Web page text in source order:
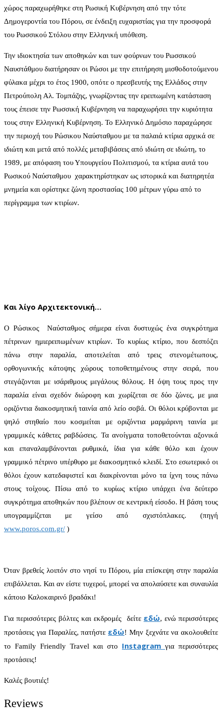
χώρος παραχωρήθηκε στη Ρωσική Κυβέρνηση από την τότε
Δημογεροντία του Πόρου, σε ένδειξη ευχαριστίας για την προσφορά
του Ρωσσικού Στόλου στην Ελληνική υπόθεση.
Την ιδιοκτησία των αποθηκών και των φούρνων του Ρωσσικού
Ναυστάθμου διατήρησαν οι Ρώσοι με την επιτήρηση μισθοδοτούμενου
φύλακα μέχρι το έτος 1900, οπότε ο πρεσβευτής της Ελλάδος στην
Πετρούπολη Αλ. Τομπάζης, γνωρίζοντας την ερειπωμένη κατάσταση
τους έπεισε την Ρωσσική Κυβέρνηση να παραχωρήσει την κυριότητα
τους στην Ελληνική Κυβέρνηση. Το Ελληνικό Δημόσιο παραχώρησε
την περιοχή του Ρώσικου Ναύσταθμου με τα παλαιά κτίρια αρχικά σε
ιδιώτη και μετά από πολλές μεταβιβάσεις από ιδιώτη σε ιδιώτη, το
1989, με απόφαση του Υπουργείου Πολιτισμού, τα κτίρια αυτά του
Ρωσικού Ναύσταθμου χαρακτηρίστηκαν ως ιστορικά και διατηρητέα
μνημεία και ορίστηκε ζώνη προστασίας 100 μέτρων γύρω από το
περίγραμμα των κτιρίων.
Και λίγο Αρχιτεκτονική…
Ο Ρώσικος Ναύσταθμος σήμερα είναι δυστυχώς ένα συγκρότημα
πέτρινων ημιερειπωμένων κτιρίων. Το κυρίως κτίριο, που δεσπόζει
πάνω στην παραλία, αποτελείται από τρεις στενομέτωπους,
ορθογωνικής κάτοψης χώρους τοποθετημένους στην σειρά, που
στεγάζονται με ισάριθμους μεγάλους θόλους. Η όψη τους προς την
παραλία είναι σχεδόν διώροφη και χωρίζεται σε δύο ζώνες, με μια
οριζόντια διακοσμητική ταινία από λείο σοβά. Οι θόλοι κρύβονται με
ψηλό στηθαίο που κοσμείται με οριζόντια μαρμάρινη ταινία με
γραμμικές κάθετες ραβδώσεις. Τα ανοίγματα τοποθετούνται αξονικά
και επαναλαμβάνονται ρυθμικά, ίδια για κάθε θόλο και έχουν
γραμμικό πέτρινο υπέρθυρο με διακοσμητικό κλειδί. Στο εσωτερικό οι
θόλοι έχουν κατεδαφιστεί και διακρίνονται μόνο τα ίχνη τους πάνω
στους τοίχους. Πίσω από το κυρίως κτίριο υπάρχει ένα δεύτερο
συγκρότημα αποθηκών που βλέπουν σε κεντρική είσοδο. Η βάση τους
υπογραμμίζεται με γείσο από σχιστόπλακες. (πηγή
www.poros.com.gr/ )
Όταν βρεθείς λοιπόν στο νησί τυ Πόρου, μία επίσκεψη στην παραλία
επιβάλλεται. Και αν είστε τυχεροί, μπορεί να απολαύσετε και συναυλία
κάποιο Καλοκαιρινό βραδάκι!
Για περισσότερες βόλτες και εκδρομές δείτε εδώ, ενώ περισσότερες
προτάσεις για Παραλίες, πατήστε εδώ! Μην ξεχνάτε να ακολουθείτε
το Family Friendly Travel και στο Instagram για περισσότερες
προτάσεις!
Καλές βουτιές!
Reviews